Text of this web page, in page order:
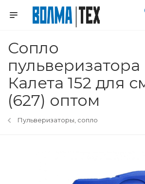
Сопло
пульверизатора
Калета 152 для
(627) оптом
Пульверизаторы, сопло